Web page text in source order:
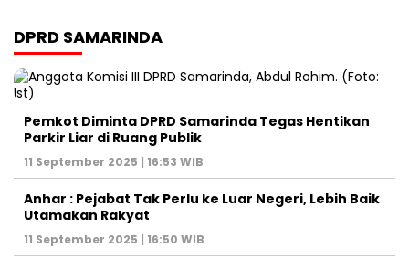
DPRD SAMARINDA
Pemkot Diminta DPRD Samarinda Tegas Hentikan
Parkir Liar di Ruang Publik
11 September 2025 | 16:53 WIB
Anhar : Pejabat Tak Perlu ke Luar Negeri, Lebih Baik
Utamakan Rakyat
11 September 2025 | 16:50 WIB